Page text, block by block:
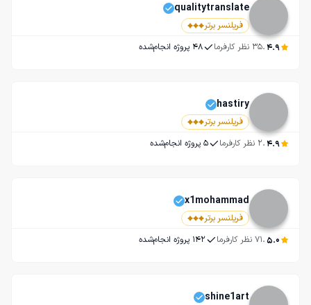
qualitytranslate
فریلنسر برتر
4.9
.
35 نظر کارفرما 48 پروژه انجام‌شده
hastiry
فریلنسر برتر
4.9
.
2 نظر کارفرما 5 پروژه انجام‌شده
x1mohammad
فریلنسر برتر
5.0
.
71 نظر کارفرما 142 پروژه انجام‌شده
shine1art